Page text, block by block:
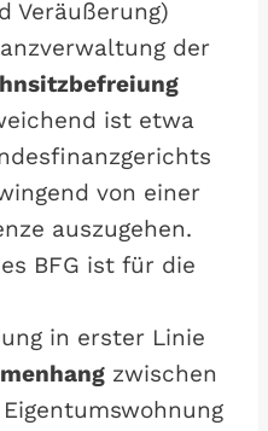
Veräußerung)
der
ist etwa
von einer
auszugehen.
BFG ist für die
in erster Linie
zwischen